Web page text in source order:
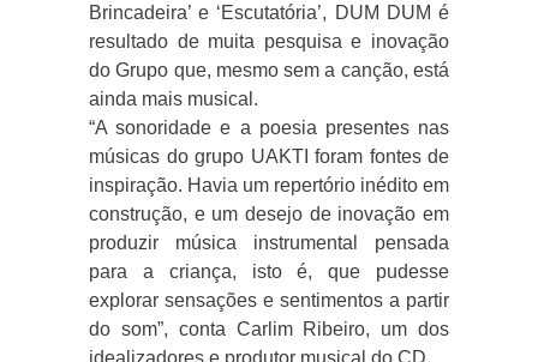
Brincadeira’ e ‘Escutatória’, DUM DUM é
resultado de muita pesquisa e inovação
do Grupo que, mesmo sem a canção, está
ainda mais musical.
“A sonoridade e a poesia presentes nas
músicas do grupo UAKTI foram fontes de
inspiração. Havia um repertório inédito em
construção, e um desejo de inovação em
produzir música instrumental pensada
para a criança, isto é, que pudesse
explorar sensações e sentimentos a partir
do som”, conta Carlim Ribeiro, um dos
idealizadores e produtor musical do CD.